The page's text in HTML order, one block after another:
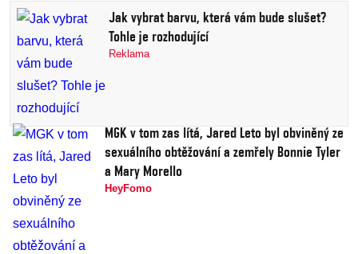
Jak vybrat barvu, která vám bude slušet?
Tohle je rozhodující
Reklama
MGK v tom zas lítá, Jared Leto byl obviněný ze
sexuálního obtěžování a zemřely Bonnie Tyler
a Mary Morello
HeyFomo